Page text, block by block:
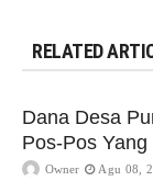
RELATED
Dana Desa
Pos-Pos
Owner Agu 08,